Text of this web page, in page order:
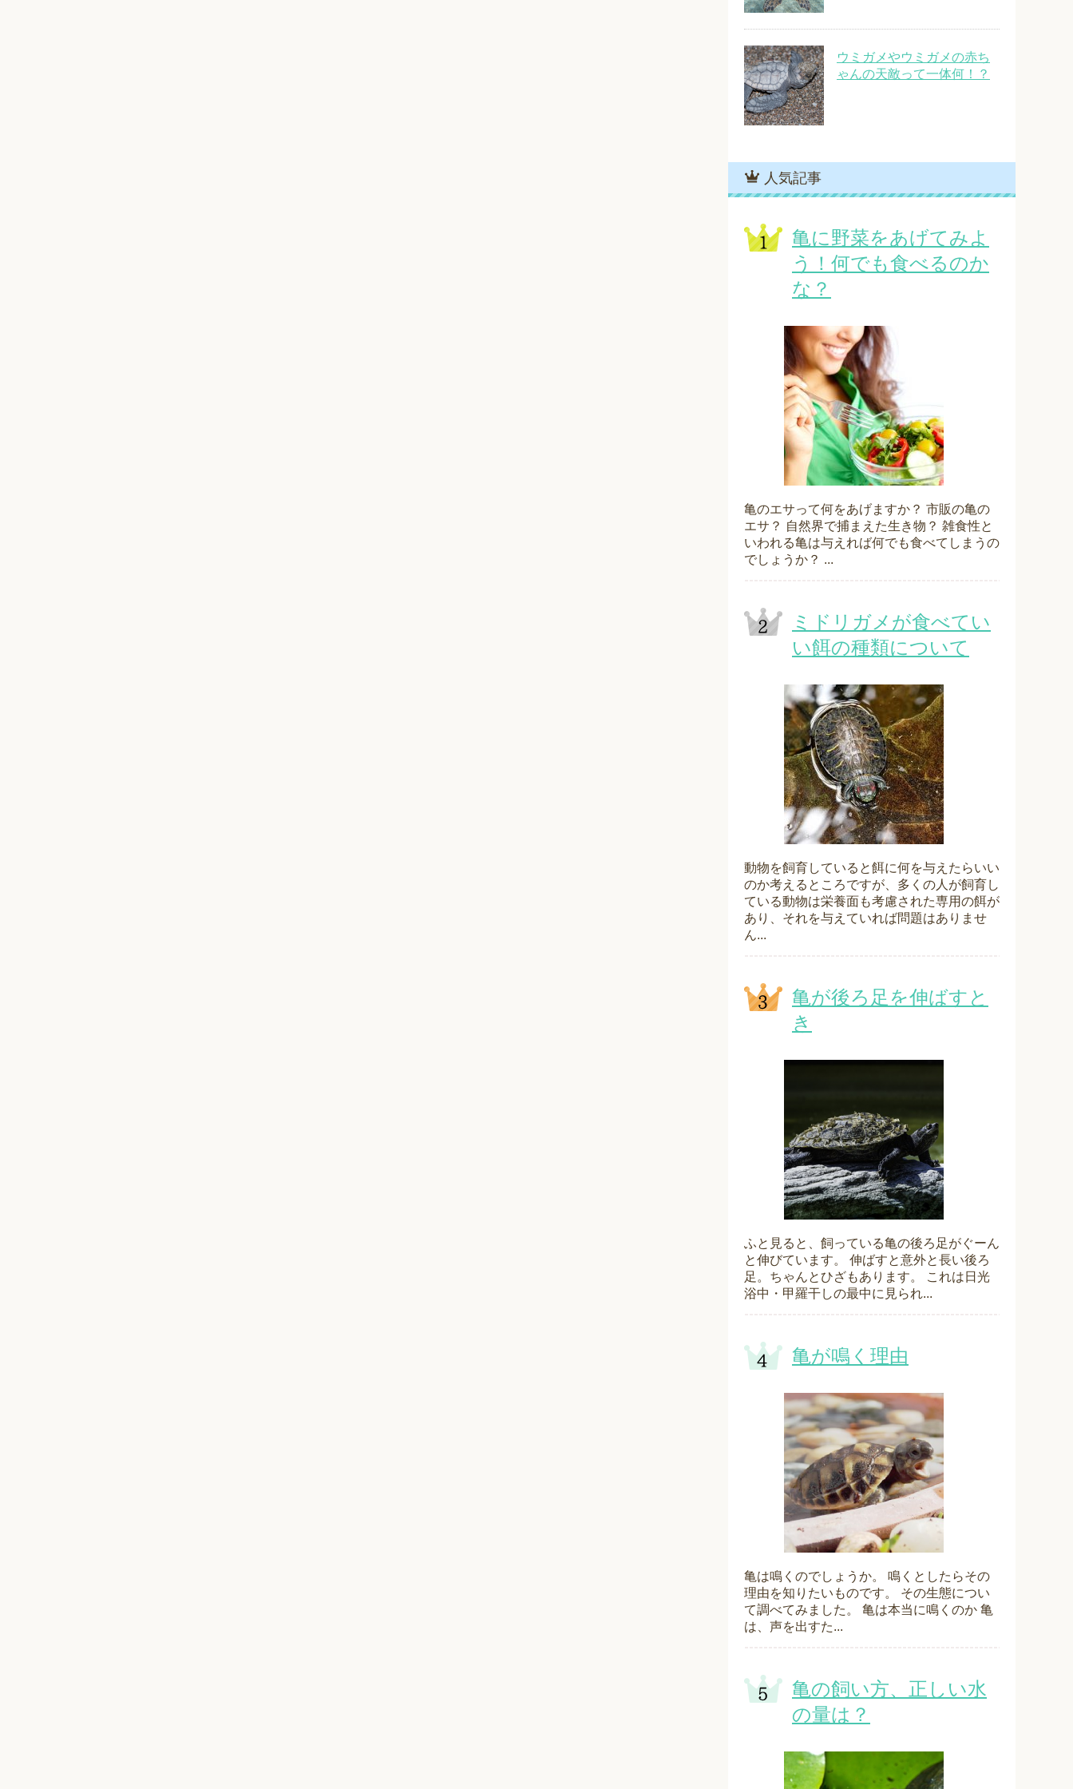
ウミガメやウミガメの赤ち
ゃんの天敵って一体何！？
人気記事
亀に野菜をあげてみよ
う！何でも食べるのか
な？
亀のエサって何をあげますか？ 市販の亀の
エサ？ 自然界で捕まえた生き物？ 雑食性と
いわれる亀は与えれば何でも食べてしまうの
でしょうか？ ...
ミドリガメが食べてい
い餌の種類について
動物を飼育していると餌に何を与えたらいい
のか考えるところですが、多くの人が飼育し
ている動物は栄養面も考慮された専用の餌が
あり、それを与えていれば問題はありませ
ん...
亀が後ろ足を伸ばすと
き
ふと見ると、飼っている亀の後ろ足がぐーん
と伸びています。 伸ばすと意外と長い後ろ
足。ちゃんとひざもあります。 これは日光
浴中・甲羅干しの最中に見られ...
亀が鳴く理由
亀は鳴くのでしょうか。 鳴くとしたらその
理由を知りたいものです。 その生態につい
て調べてみました。 亀は本当に鳴くのか 亀
は、声を出すた...
亀の飼い方、正しい水
の量は？